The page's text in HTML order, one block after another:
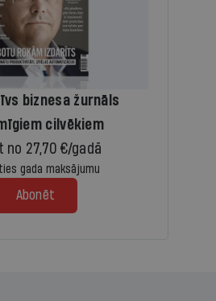
biznesa žurnāls
cilvēkiem
no 27,70 €/gadā
gada maksājumu
Abonēt